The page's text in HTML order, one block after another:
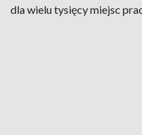
dla wielu tysięcy miejsc